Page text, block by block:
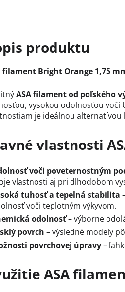
filament Bright Orange 1,75
ASA filamentod poľského
vysokou odolnosťou voči
je ideálnou alternatívou
vlastnosti
voči poveternostným
vlastnosti aj pri dlhodobom
tuhosť a tepelná stabilita
voči teplotným výkyvom.
odolnosť– výborne
povrch – výsledné modely
povrchovej úpravy–
ASA